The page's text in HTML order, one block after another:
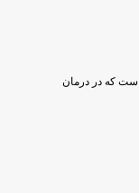
که در درمان